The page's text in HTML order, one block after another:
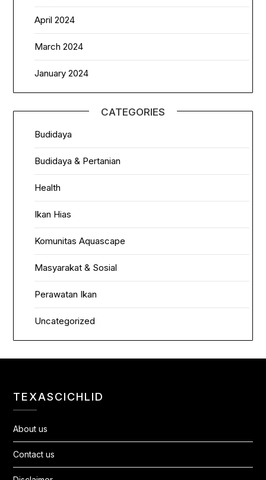
April 2024
March 2024
January 2024
CATEGORIES
Budidaya
Budidaya & Pertanian
Health
Ikan Hias
Komunitas Aquascape
Masyarakat & Sosial
Perawatan Ikan
Uncategorized
TEXASCICHLID
About us
Contact us